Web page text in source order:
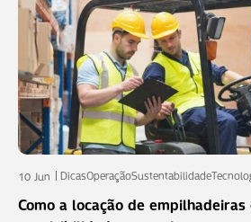
10 Jun DicasOperaçãoSustentabilidade
Como a locação de